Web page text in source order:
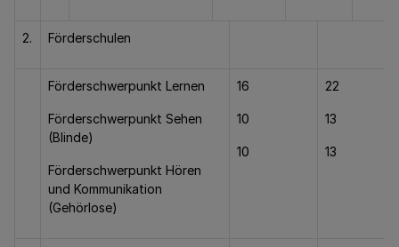
2. Förderschulen
Förderschwerpunkt Lernen
Förderschwerpunkt Sehen
(Blinde)
Förderschwerpunkt Hören
und Kommunikation
(Gehörlose)
16
10
10
22
13
13